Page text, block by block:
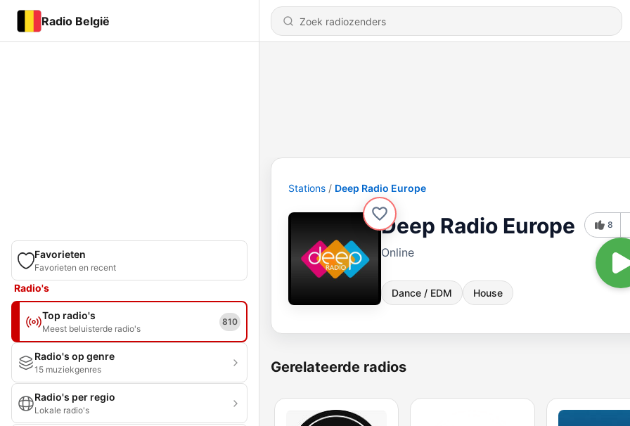
Radio België
Favorieten
Favorieten en recent
Radio's
Top radio's
Meest beluisterde radio's
810
Radio's op genre
15 muziekgenres
Radio's per regio
Lokale radio's
Stations Deep Radio Europe
Deep Radio Europe
Online
Dance / EDM House
8
Gerelateerde radios